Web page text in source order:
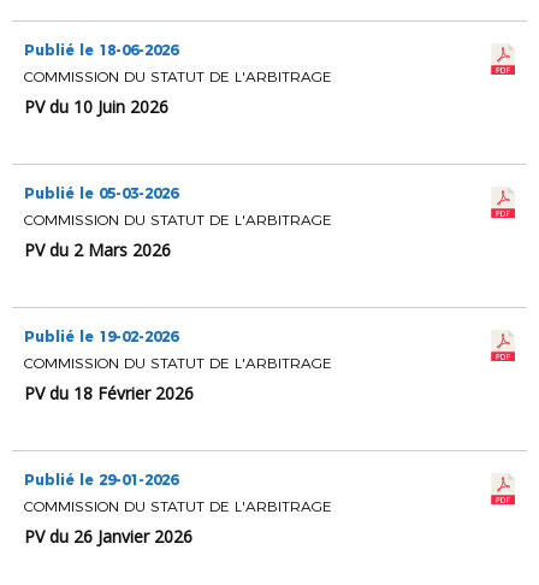
Publié le 18-06-2026
COMMISSION DU STATUT DE L'ARBITRAGE
PV du 10 Juin 2026
Publié le 05-03-2026
COMMISSION DU STATUT DE L'ARBITRAGE
PV du 2 Mars 2026
Publié le 19-02-2026
COMMISSION DU STATUT DE L'ARBITRAGE
PV du 18 Février 2026
Publié le 29-01-2026
COMMISSION DU STATUT DE L'ARBITRAGE
PV du 26 Janvier 2026